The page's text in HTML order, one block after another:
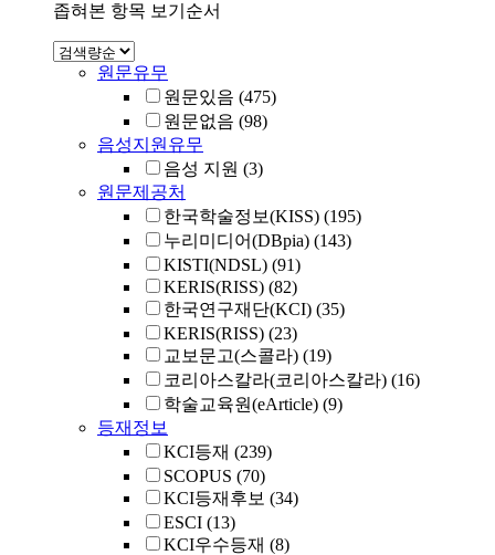
좁혀본 항목 보기순서
원문유무
원문있음 (475)
원문없음 (98)
음성지원유무
음성 지원 (3)
원문제공처
한국학술정보(KISS) (195)
누리미디어(DBpia) (143)
KISTI(NDSL) (91)
KERIS(RISS) (82)
한국연구재단(KCI) (35)
KERIS(RISS) (23)
교보문고(스콜라) (19)
코리아스칼라(코리아스칼라) (16)
학술교육원(eArticle) (9)
등재정보
KCI등재 (239)
SCOPUS (70)
KCI등재후보 (34)
ESCI (13)
KCI우수등재 (8)